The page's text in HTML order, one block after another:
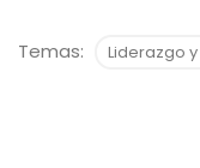
Temas: Liderazgo